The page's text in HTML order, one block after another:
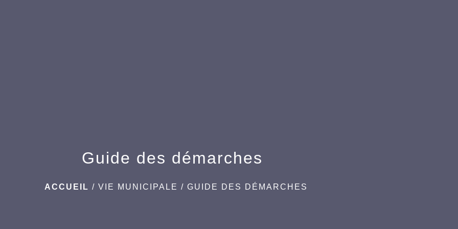
Guide des démarches
ACCUEIL /VIE MUNICIPALE /GUIDE DES DÉMARCHES